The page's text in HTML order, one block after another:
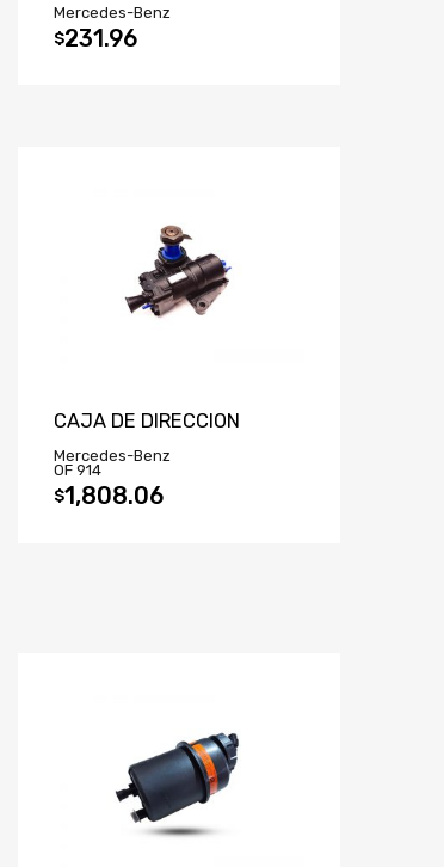
Mercedes-Benz
$231.96
CAJA DE DIRECCION
Mercedes-Benz
OF 914
$1,808.06